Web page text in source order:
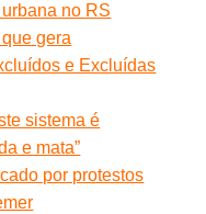
no RS
gera
e Excluídas
sistema é
e mata”
por protestos